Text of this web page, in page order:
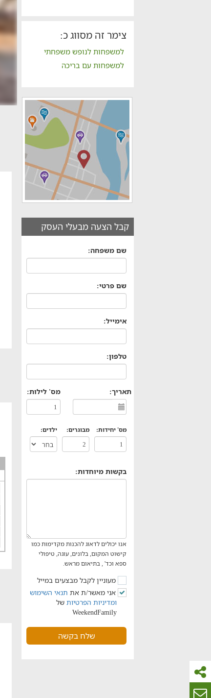
צימר זה מסווג כ:
למשפחות לנופש משפחתי
למשפחות עם בריכה
קבל הצעה מבעלי העסק
שם משפחה:
שם פרטי:
אימייל:
טלפון:
תאריך: מס' לילות:
מס' יחידות: מבוגרים: ילדים:
בקשות מיוחדות:
אנו יכולים לדאוג להכנות מקדימות כמו
קישוט המקום, בלונים, עוגה, טיפולי
ספא וכד' , בתיאום מראש.
מעוניין לקבל מבצעים במייל
אני מאשר/ת את תנאי השימוש
ומדיניות הפרטיות של
WeekendFamily
שלח בקשה